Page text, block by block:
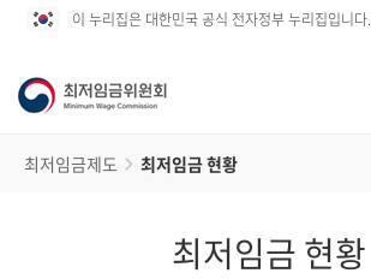
이 누리집은 대한민국 공식 전자정부 누리집입니다.
최저임금제도 최저임금 현황
최저임금 현황